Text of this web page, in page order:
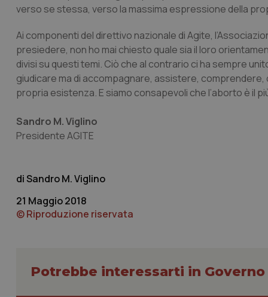
verso se stessa, verso la massima espressione della
Ai componenti del direttivo nazionale di Agite,
presiedere, non ho mai chiesto quale sia il loro
divisi su questi temi. Ciò che al contrario ci ha sempre
giudicare ma di accompagnare, assistere,
propria esistenza. E siamo consapevoli che l’aborto è il
Sandro M. Viglino
Presidente AGITE
Sandro M. Viglino
21 Maggio 2018
© Riproduzione riservata
Potrebbe interessarti in
I cookie necessari
e l'accesso alle aree
Nome